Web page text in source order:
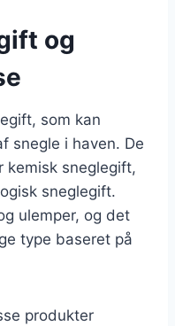
og
som kan
snegle i haven. De
kemisk sneglegift,
sneglegift.
ulemper, og det
type baseret på
produkter